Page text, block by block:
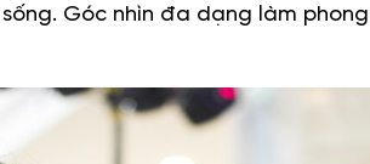
Góc nhìn đa dạng làm